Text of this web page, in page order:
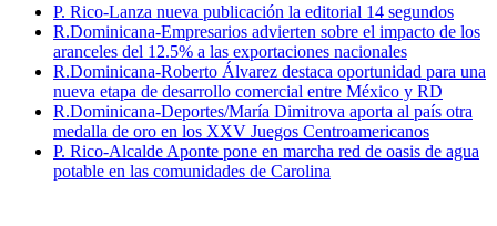
P. Rico-Lanza nueva publicación la editorial 14 segundos
R.Dominicana-Empresarios advierten sobre el impacto de los
aranceles del 12.5% a las exportaciones nacionales
R.Dominicana-Roberto Álvarez destaca oportunidad para una
nueva etapa de desarrollo comercial entre México y RD
R.Dominicana-Deportes/María Dimitrova aporta al país otra
medalla de oro en los XXV Juegos Centroamericanos
P. Rico-Alcalde Aponte pone en marcha red de oasis de agua
potable en las comunidades de Carolina